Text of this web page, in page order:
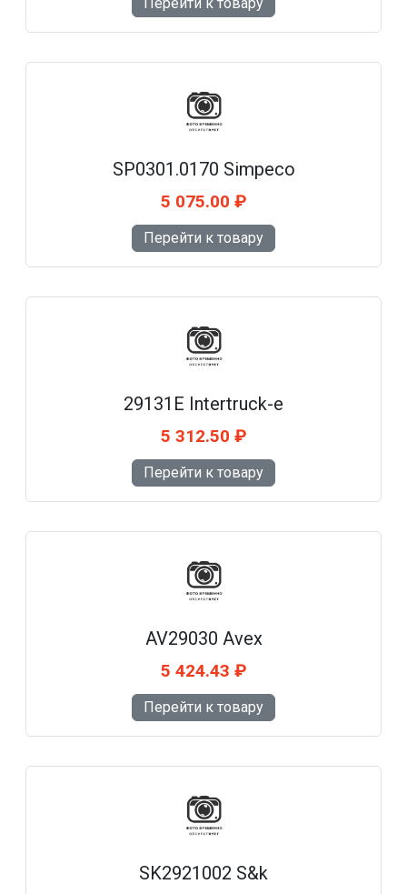
Перейти к товару
SP0301.0170 Simpeco
5 075.00 ₽
Перейти к товару
29131E Intertruck-e
5 312.50 ₽
Перейти к товару
AV29030 Avex
5 424.43 ₽
Перейти к товару
SK2921002 S&k